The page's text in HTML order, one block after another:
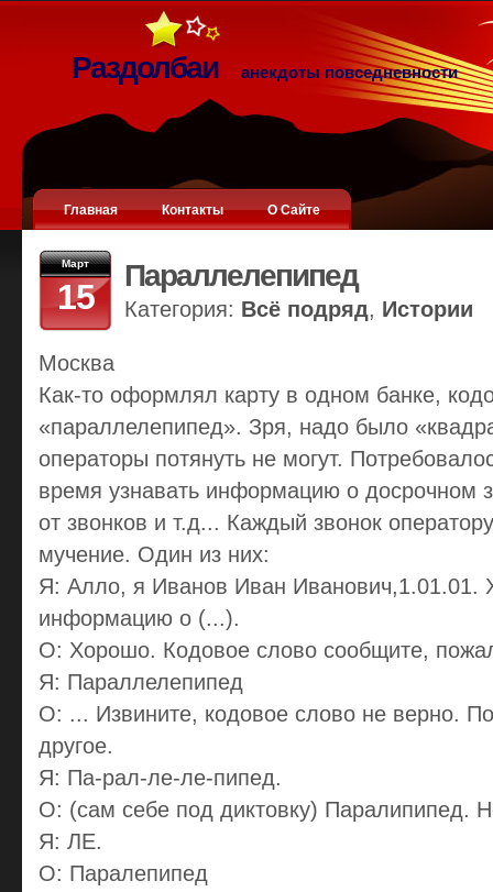
Раздолбаи анекдоты повседневности
Главная Контакты О Сайте
Март
15
Параллелепипед
Категория: Всё подряд, Истории
Москва
Как-то оформлял карту в одном банке,
«параллелепипед». Зря, надо было
операторы потянуть не могут.
время узнавать информацию о досрочном
от звонков и т.д... Каждый звонок
мучение. Один из них:
Я: Алло, я Иванов Иван Иванович,1.01.01.
информацию о (...).
О: Хорошо. Кодовое слово сообщите,
Я: Параллелепипед
О: ... Извините, кодовое слово не верно.
другое.
Я: Па-рал-ле-ле-пипед.
О: (сам себе под диктовку) Паралипипед.
Я: ЛЕ.
О: Паралепипед